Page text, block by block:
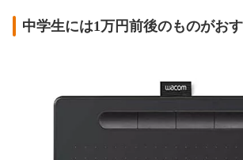
中学生には1万円前後のものがお